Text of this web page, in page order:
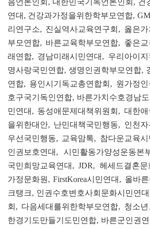
음언론인회, 대한민국기독언론인회, 건
연대, 건강과가정을위한학부모연합,
리연구소, 진실역사교육연구회, 옳은
부모연합, 바른교육학부모연합, 좋은교
래연합, 경남미래시민연대, 우리아이
명사랑국민연합, 생명인권학부모연합,
연합, 용인시기독교총연합회, 원가정
호구국기독인연합, 바른가치수호경남
민연대, 동성애문제대책위원회, 대한
을위한대안, 난민대책국민행동, 인천
우선국민행동, 교육맘톡, 참다운교육
인권보호연대, 시민활동가양성운동본
국민희망교육연대, JDR, 헤세드결혼
가정문화원, FirstKorea시민연대, 올바
크탱크, 인권수호변호사회문화시민연
회, 다음세대를위한학부모연합, 청소
한경기도만들기도민연합, 바른군인권